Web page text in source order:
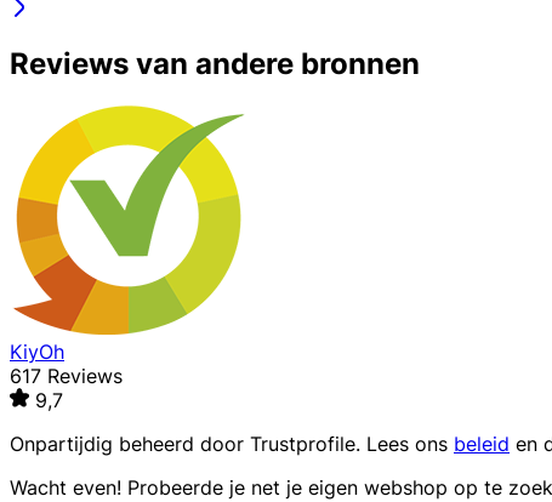
Reviews van andere bronnen
KiyOh
617 Reviews
9,7
Onpartijdig beheerd door Trustprofile. Lees ons beleid en
Wacht even! Probeerde je net je eigen webshop op te